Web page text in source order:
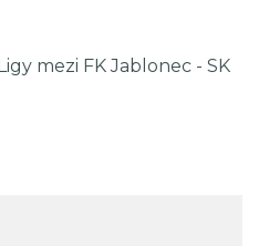
mezi FK Jablonec - SK